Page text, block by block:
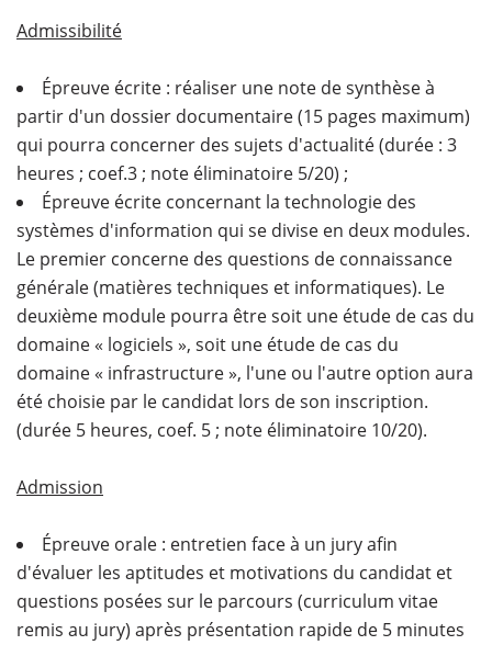
Admissibilité
Épreuve écrite : réaliser une note de synthèse à
partir d'un dossier documentaire (15 pages maximum)
qui pourra concerner des sujets d'actualité (durée : 3
heures ; coef.3 ; note éliminatoire 5/20) ;
Épreuve écrite concernant la technologie des
systèmes d'information qui se divise en deux modules.
Le premier concerne des questions de connaissance
générale (matières techniques et informatiques). Le
deuxième module pourra être soit une étude de cas du
domaine « logiciels », soit une étude de cas du
domaine « infrastructure », l'une ou l'autre option aura
été choisie par le candidat lors de son inscription.
(durée 5 heures, coef. 5 ; note éliminatoire 10/20).
Admission
Épreuve orale : entretien face à un jury afin
d'évaluer les aptitudes et motivations du candidat et
questions posées sur le parcours (curriculum vitae
remis au jury) après présentation rapide de 5 minutes